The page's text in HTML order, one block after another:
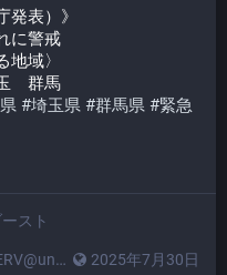
発表）》
に警戒
地域〉
　群馬
#埼玉県 #群馬県 #緊急
スト
2025年7月30日